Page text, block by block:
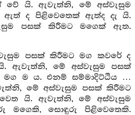
වේ යි. ඇවැත්නි, මේ අස්වැසුම
ද පිළිවෙතෙක් ඇත්ද දැ යි.
පසක් කිරීමට මගෙක් ඇත.
පසක් කිරීමට මග කවරේ ද
ඇවැත්නි, මේ අස්වැසුම පසක්
මග ම ය. එනම් සම්මාදිට්ඨිය …
මේ අස්වැසුම පසක් කිරීමට
යි. ඇවැත්නි, මේ අස්වැසුම
මගෙකි, සොඳුරු පිළිවෙතෙකි.